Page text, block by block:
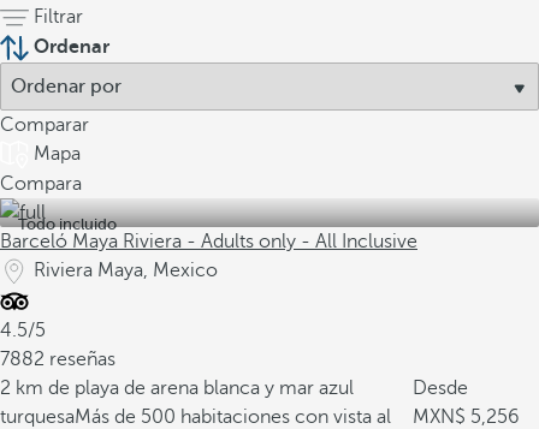
Filtrar
Ordenar
Comparar
Mapa
Compara
Todo incluido
Barceló Maya Riviera - Adults only - All Inclusive
Riviera Maya, Mexico
4.5/5
7882 reseñas
2 km de playa de arena blanca y mar azul
turquesaMás de 500 habitaciones con vista al
Desde
5,256